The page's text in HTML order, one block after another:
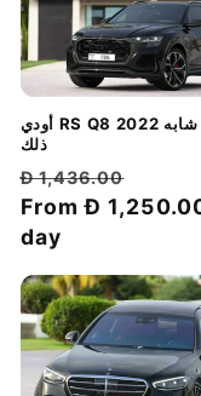
أودي RS Q8 2022 أو ما شابه
ذلك
سعر
عادي
Đ 1,436.00
From Đ
day